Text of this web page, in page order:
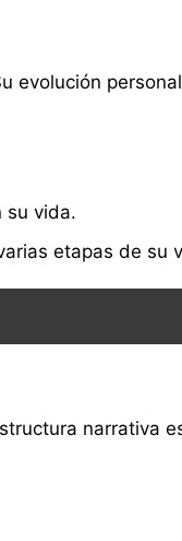
evolución
su vida.
etapas de su
narrativa